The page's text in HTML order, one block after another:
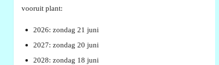
vooruit plant:
2026: zondag 21 juni
2027: zondag 20 juni
2028: zondag 18 juni